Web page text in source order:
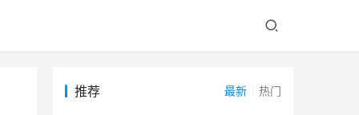
推荐 最新 热门